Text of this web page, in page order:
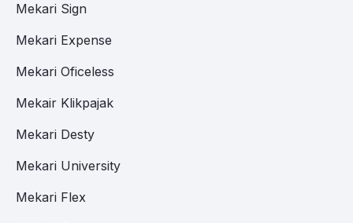
Mekari Sign
Mekari Expense
Mekari Oficeless
Mekair Klikpajak
Mekari Desty
Mekari University
Mekari Flex